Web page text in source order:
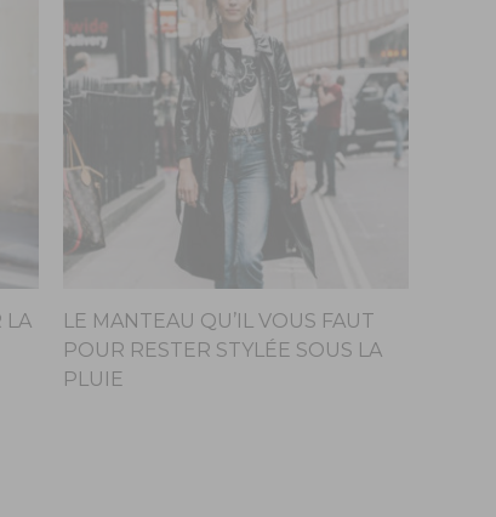
LA
LE MANTEAU QU’IL VOUS FAUT
POUR RESTER STYLÉE SOUS LA
PLUIE